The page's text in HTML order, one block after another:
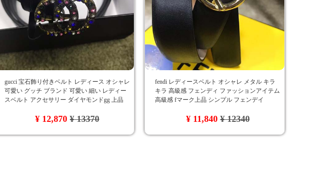
gucci 宝石飾り付きベルト レディース オシャレ
可愛い グッチ ブランド 可愛い 細い レディー
スベルト アクセサリー ダイヤモンドgg 上品
¥ 12,870¥ 13370
fendi レディースベルト オシャレ メタル キラ
キラ 高級感 フェンディ ファッションアイテム
高級感 fマーク上品 シンプル フェンデイ
¥ 11,840¥ 12340